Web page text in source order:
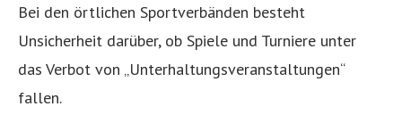
Bei den örtlichen Sportverbänden besteht
Unsicherheit darüber, ob Spiele und Turniere unter
das Verbot von „Unterhaltungsveranstaltungen“
fallen.